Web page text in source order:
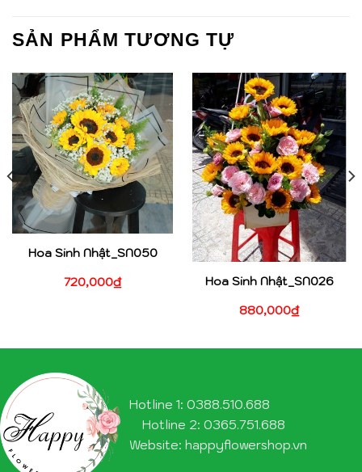
SẢN PHẨM TƯƠNG TỰ
Hoa Sinh Nhật_SN050
720,000₫
Hoa Sinh Nhật_SN026
880,000₫
Hotline 1: 0388.510.688
Hotline 2: 0365.751.688
Website: happyflowershop.vn